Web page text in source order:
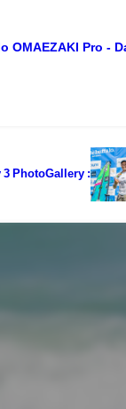
OMAEZAKI Pro -
3 PhotoGallery :